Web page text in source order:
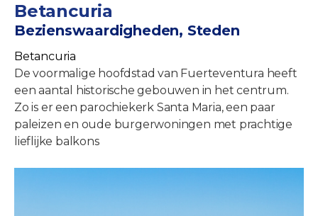
Betancuria
Bezienswaardigheden, Steden
Betancuria
De voormalige hoofdstad van Fuerteventura heeft
een aantal historische gebouwen in het centrum.
Zo is er een parochiekerk Santa Maria, een paar
paleizen en oude burgerwoningen met prachtige
lieflijke balkons